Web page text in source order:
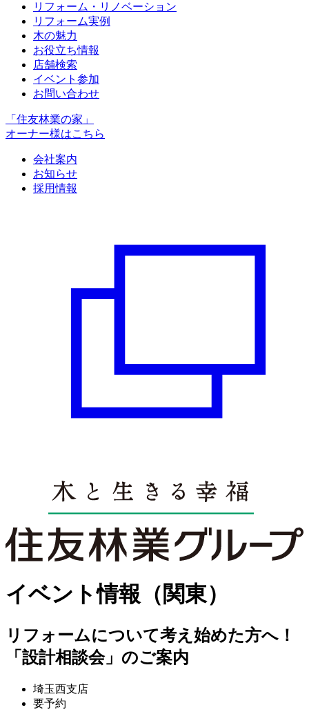
リフォーム・リノベーション
リフォーム実例
木の魅力
お役立ち情報
店舗検索
イベント参加
お問い合わせ
「住友林業の家」
オーナー様はこちら
会社案内
お知らせ
採用情報
イベント情報（関東）
リフォームについて考え始めた方へ！
「設計相談会」のご案内
埼玉西支店
要予約